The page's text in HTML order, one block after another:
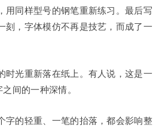
用同样型号的钢笔重新练习。最后写
刻，字体模仿不再是技艺，而成了一
时光重新落在纸上。有人说，这是一
间的一种深情。
字的轻重、一笔的抬落，都会影响整